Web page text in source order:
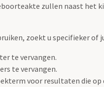
zullen naast het
zoekt u specifieker of
te vervangen.
te vervangen.
voor resultaten die op